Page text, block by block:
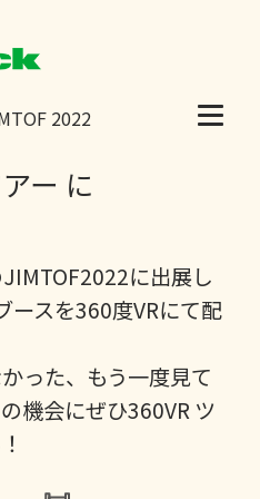
2022
ー に
に出展し
ースを360度VRにて配
った、もう一度見て
機会にぜひ360VR ツ